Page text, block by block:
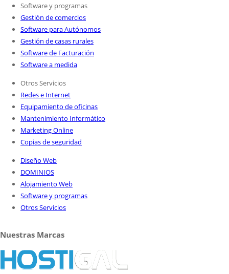
Software y programas
Gestión de comercios
Software para Autónomos
Gestión de casas rurales
Software de Facturación
Software a medida
Otros Servicios
Redes e Internet
Equipamiento de oficinas
Mantenimiento Informático
Marketing Online
Copias de seguridad
Diseño Web
DOMINIOS
Alojamiento Web
Software y programas
Otros Servicios
Nuestras Marcas